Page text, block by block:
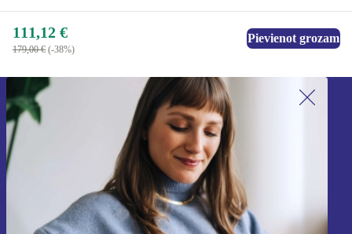
111,12 €
179,00 € (-38%)
Pievienot grozam
Piesakieties mūsu jaunumu
saņemšanai!
Nekad vairs nepalaidiet garām nevienu
piedāvājumu.